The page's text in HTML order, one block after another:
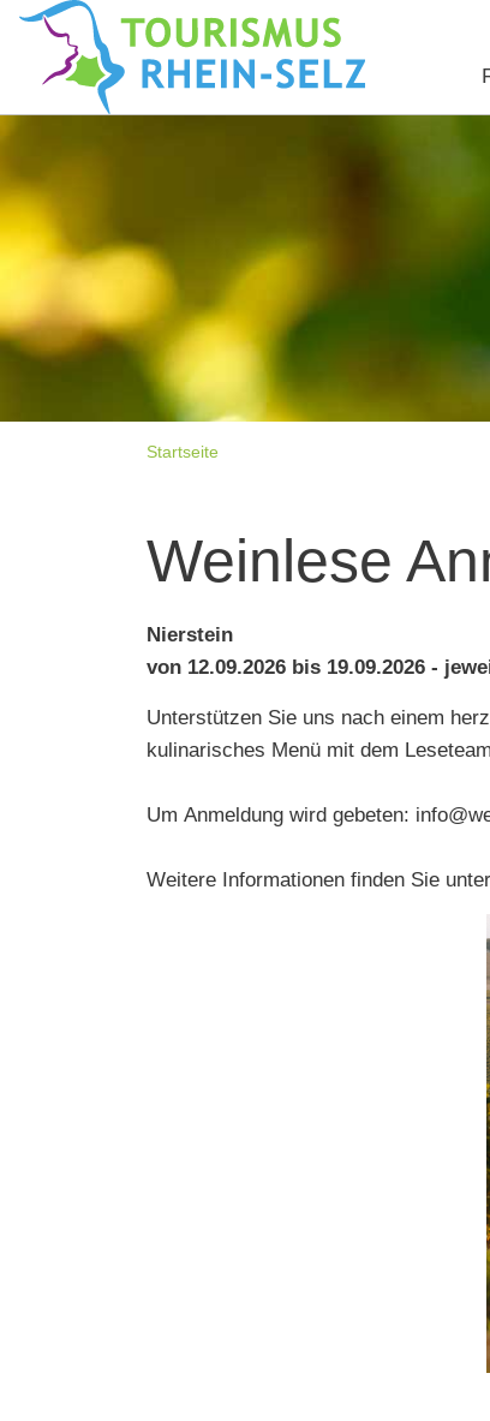
Startseite
Weinlese
Nierstein
von 12.09.2026 bis 19.09.2026 -
Unterstützen Sie uns nach einem
kulinarisches Menü mit dem
Um Anmeldung wird gebeten:
Weitere Informationen finden Sie